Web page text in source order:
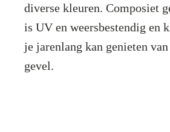
diverse kleuren. Composiet
is UV en weersbestendig en
je jarenlang kan genieten
gevel.